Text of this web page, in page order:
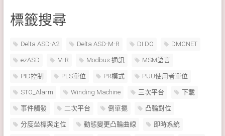
標籤搜尋
Delta ASD-A2 Delta ASD-M-R DI DO DMCNET
ezASD M-R Modbus 通訊 MSM語言
PID控制 PLS單位 PR模式 PUU使用者單位
STO_Alarm Winding Machine 三次平台 下載
事件觸發 二次平台 倒單擺 凸輪對位
分度坐標與定位 動態變更凸輪曲線 即時系統